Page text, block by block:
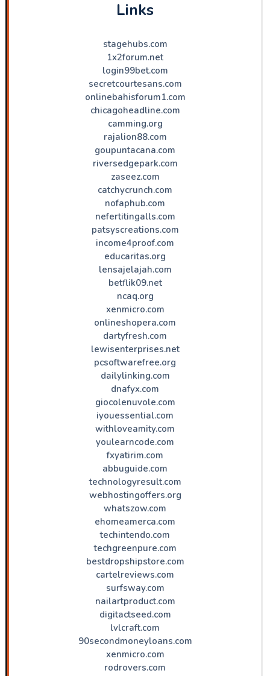
Links
stagehubs.com
1x2forum.net
login99bet.com
secretcourtesans.com
onlinebahisforum1.com
chicagoheadline.com
camming.org
rajalion88.com
goupuntacana.com
riversedgepark.com
zaseez.com
catchycrunch.com
nofaphub.com
nefertitingalls.com
patsyscreations.com
income4proof.com
educaritas.org
lensajelajah.com
betflik09.net
ncaq.org
xenmicro.com
onlineshopera.com
dartyfresh.com
lewisenterprises.net
pcsoftwarefree.org
dailylinking.com
dnafyx.com
giocolenuvole.com
iyouessential.com
withloveamity.com
youlearncode.com
fxyatirim.com
abbuguide.com
technologyresult.com
webhostingoffers.org
whatszow.com
ehomeamerca.com
techintendo.com
techgreenpure.com
bestdropshipstore.com
cartelreviews.com
surfsway.com
nailartproduct.com
digitactseed.com
lvlcraft.com
90secondmoneyloans.com
xenmicro.com
rodrovers.com